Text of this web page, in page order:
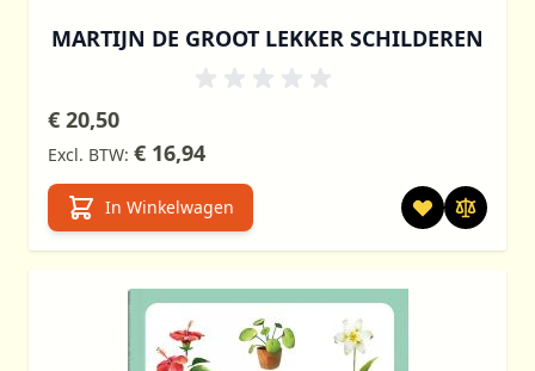
MARTIJN DE GROOT LEKKER SCHILDEREN
€ 20,50
€ 16,94
In Winkelwagen